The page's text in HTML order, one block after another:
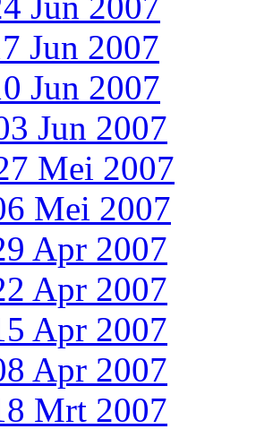
Jun 2007
Jun 2007
Jun 2007
Mei 2007
Mei 2007
Apr 2007
Apr 2007
Apr 2007
Apr 2007
Mrt 2007